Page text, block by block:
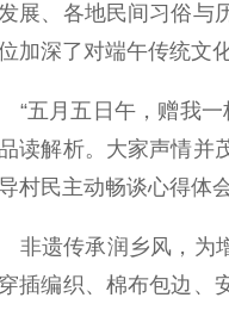
展、各地民间习俗与
加深了对端午传统文
月五日午，赠我一
读解析。大家声情并
村民主动畅谈心得体
遗传承润乡风，为增
插编织、棉布包边、